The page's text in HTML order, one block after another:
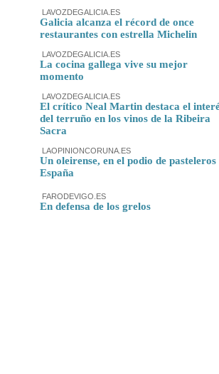
LAVOZDEGALICIA.ES
Galicia alcanza el récord de once
restaurantes con estrella Michelin
LAVOZDEGALICIA.ES
La cocina gallega vive su mejor
momento
LAVOZDEGALICIA.ES
El crítico Neal Martin destaca el
del terruño en los vinos de la Ribeira
Sacra
LAOPINIONCORUNA.ES
Un oleirense, en el podio de pasteleros
España
FARODEVIGO.ES
En defensa de los grelos